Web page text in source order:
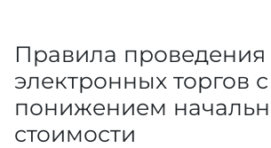
Правила проведения
электронных торгов с
понижением
стоимости